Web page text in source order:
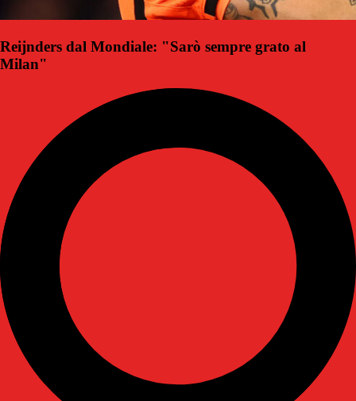
Reijnders dal Mondiale: "Sarò sempre grato al
Milan"